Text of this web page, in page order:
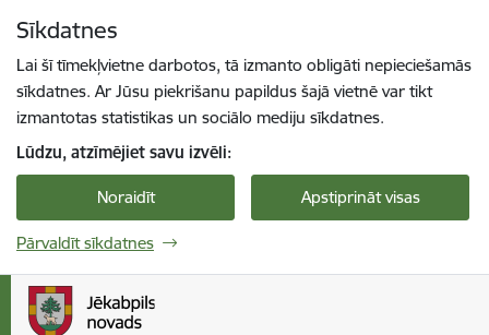
Sīkdatnes
Lai šī tīmekļvietne darbotos, tā izmanto obligāti nepieciešamās
sīkdatnes. Ar Jūsu piekrišanu papildus šajā vietnē var tikt
izmantotas statistikas un sociālo mediju sīkdatnes.
Lūdzu, atzīmējiet savu izvēli:
Noraidīt Apstiprināt visas
Pārvaldīt sīkdatnes